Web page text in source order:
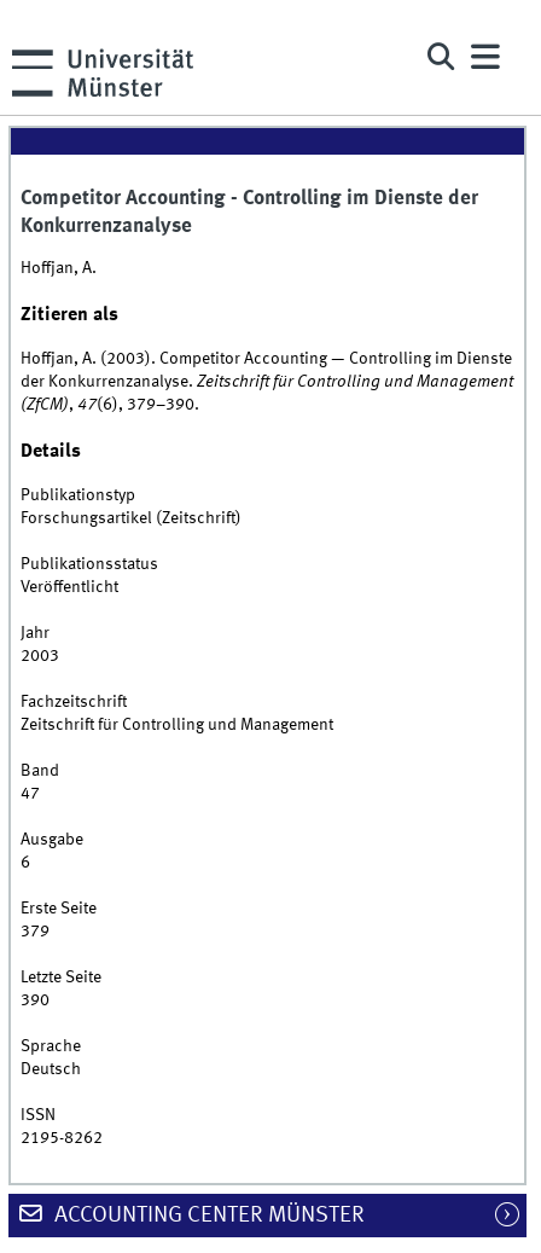
Competitor Accounting - Controlling im Dienste der
Konkurrenzanalyse
Hoffjan, A.
Zitieren als
Hoffjan, A. (2003). Competitor Accounting — Controlling im Dienste
der Konkurrenzanalyse.Zeitschrift für Controlling und Management
(ZfCM),47(6), 379–390.
Details
Publikationstyp
Forschungsartikel (Zeitschrift)
Publikationsstatus
Veröffentlicht
Jahr
2003
Fachzeitschrift
Zeitschrift für Controlling und Management
Band
47
Ausgabe
6
Erste Seite
379
Letzte Seite
390
Sprache
Deutsch
ISSN
2195-8262
ACCOUNTING CENTER MÜNSTER